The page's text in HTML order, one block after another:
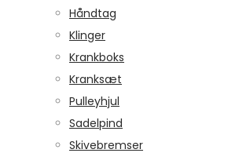
Håndtag
Klinger
Krankboks
Kranksæt
Pulleyhjul
Sadelpind
Skivebremser